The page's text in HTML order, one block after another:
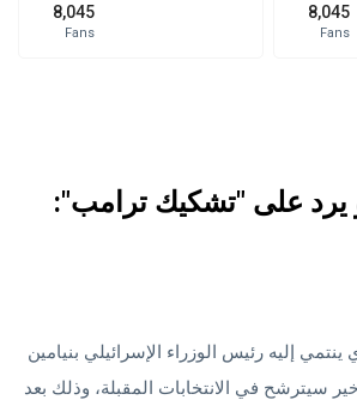
8,045
Fans
8,045
Fans
يرد على "تشكيك ترامب":
إليه رئيس الوزراء الإسرائيلي بنيامين
سيترشح في الانتخابات المقبلة، وذلك بعد